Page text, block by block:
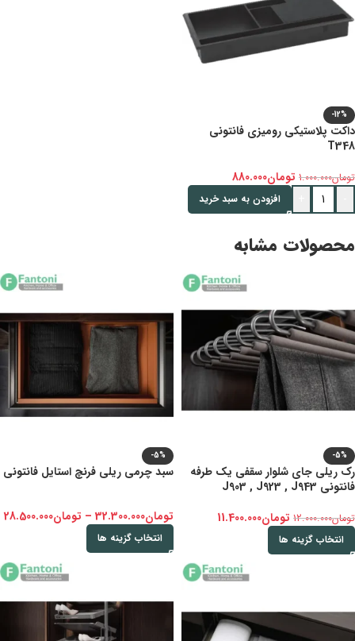
-12%
داکت پلاستیکی رومیزی فانتونی
T348
تومان1.000.000 تومان880.000
افزودن به سبد خرید
محصولات مشابه
-5%
رک ریلی جای شلوار سقفی یک طرفه
فانتونی J903 , J923 , J943
تومان12.000.000 تومان11.400.000
انتخاب گزینه ها
-5%
سبد چرمی ریلی فرنچ استایل فانتونی
تومان32.300.000
– تومان28.500.000
انتخاب گزینه ها